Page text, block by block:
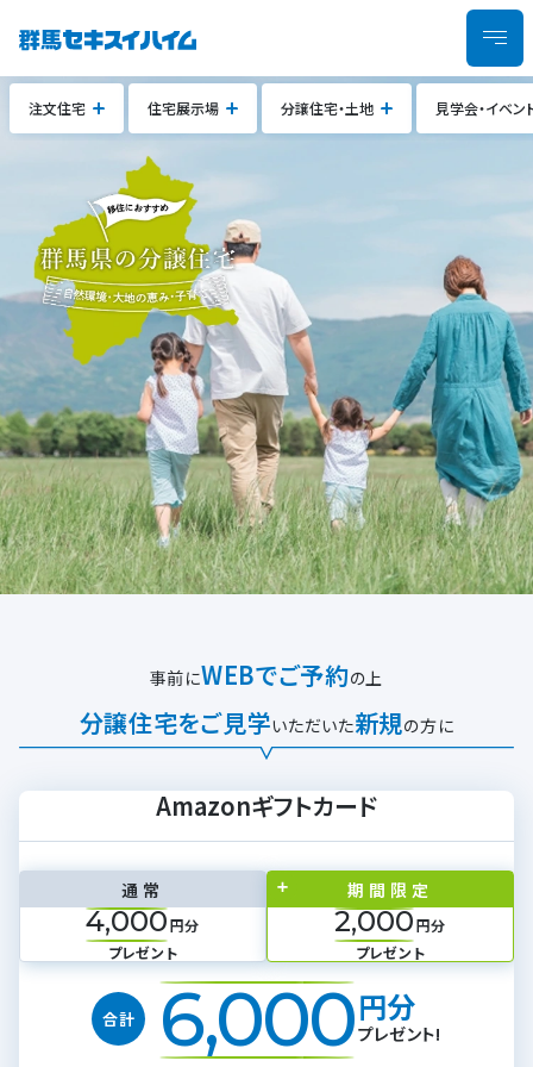
注文住宅 住宅展示場 分譲住宅・土地 見学会・イベン
事前にWEBでご予約の上
分譲住宅をご見学いただいた新規の方に
Amazonギフトカード
通常
4,000円分
プレゼント
期間限定
2,000円分
プレゼント
合計 6,000円分
プレゼント!